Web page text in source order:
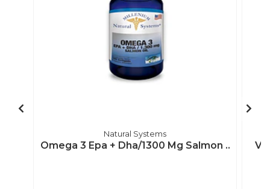
Natural Systems
Omega 3 Epa + Dha/1300 Mg Salmon ..